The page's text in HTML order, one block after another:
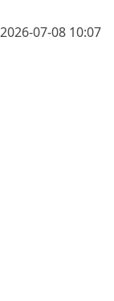
2026-07-08 10:07